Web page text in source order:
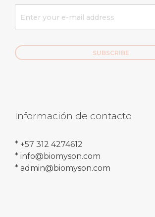
Información de contacto
* +57 312 4274612
* info@biomyson.com
* admin@biomyson.com